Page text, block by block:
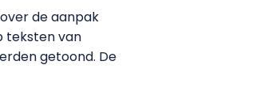
de aanpak
teksten van
getoond. De